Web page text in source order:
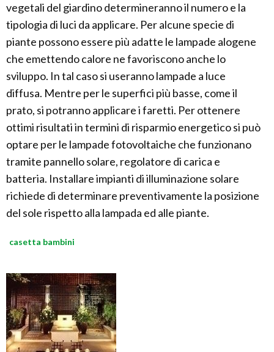
vegetali del giardino determineranno il numero e la
tipologia di luci da applicare. Per alcune specie di
piante possono essere più adatte le lampade alogene
che emettendo calore ne favoriscono anche lo
sviluppo. In tal caso si useranno lampade a luce
diffusa. Mentre per le superfici più basse, come il
prato, si potranno applicare i faretti. Per ottenere
ottimi risultati in termini di risparmio energetico si può
optare per le lampade fotovoltaiche che funzionano
tramite pannello solare, regolatore di carica e
batteria. Installare impianti di illuminazione solare
richiede di determinare preventivamente la posizione
del sole rispetto alla lampada ed alle piante.
casetta bambini